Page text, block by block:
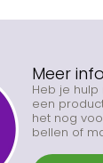
Meer
Heb je
een
het nog
bellen of